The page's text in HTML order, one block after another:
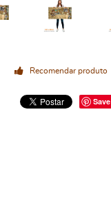
Recomendar produto
Save